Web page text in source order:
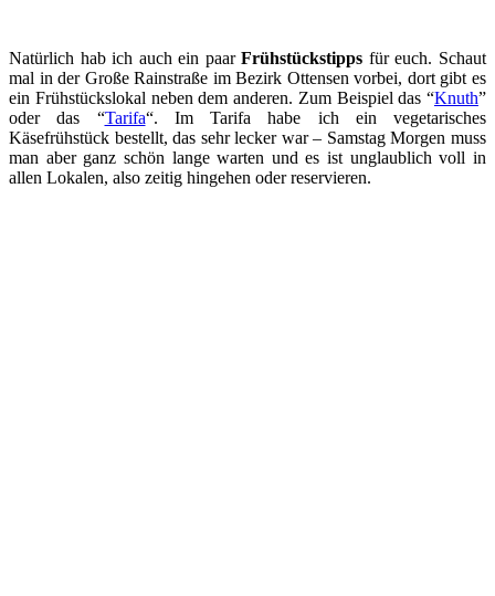
Natürlich hab ich auch ein paarFrühstückstipps für euch. Schaut
mal in der Große Rainstraße im Bezirk Ottensen vorbei, dort gibt es
ein Frühstückslokal neben dem anderen. Zum Beispiel das “Knuth”
oder das “Tarifa“. Im Tarifa habe ich ein vegetarisches
Käsefrühstück bestellt, das sehr lecker war – Samstag Morgen muss
man aber ganz schön lange warten und es ist unglaublich voll in
allen Lokalen, also zeitig hingehen oder reservieren.